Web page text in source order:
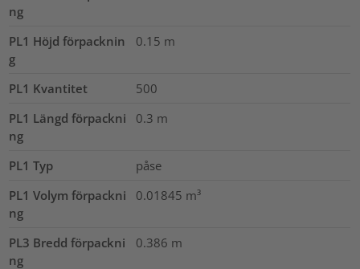
ng
PL1 Höjd förpacknin
g
0.15 m
PL1 Kvantitet
500
PL1 Längd förpackni
ng
0.3 m
PL1 Typ
påse
PL1 Volym förpackni
ng
0.01845 m³
PL3 Bredd förpackni
ng
0.386 m